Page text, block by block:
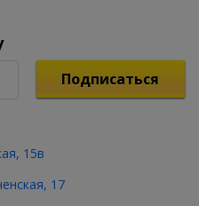
Подписаться
15в
17